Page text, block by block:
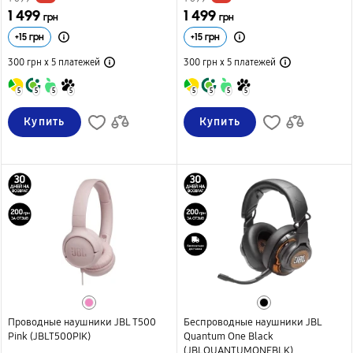
1 499 грн
+15 грн
300 грн х 5 платежей
5 5 5 5
Купить
1 499 грн
+15грн
300 грн х 5платежей
5 5 5 5
Купить
Проводные наушники JBL T500
Pink (JBLT500PIK)
Беспроводные наушники JBL
Quantum One Black